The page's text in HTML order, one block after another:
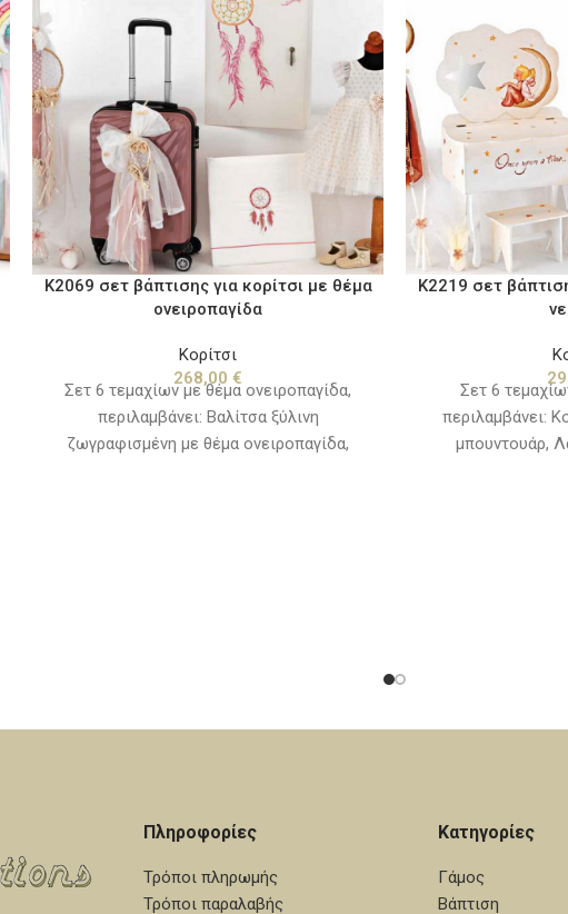
Κ2069 σετ βάπτισης για κορίτσι με θέμα
ονειροπαγίδα
Κορίτσι
268,00 €
Σετ 6 τεμαχίων με θέμα ονειροπαγίδα,
περιλαμβάνει: Βαλίτσα ξύλινη
ζωγραφισμένη με θέμα ονειροπαγίδα,
Κ2219 σετ
Σετ 6
περιλαμβάνει:
μπουντουάρ,
Πληροφορίες
Τρόποι πληρωμής
Τρόποι παραλαβής
Κατηγορίες
Γάμος
Βάπτιση